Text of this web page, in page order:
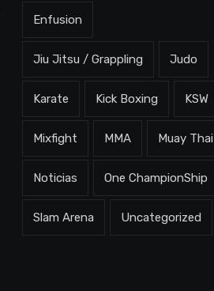
Enfusion
Jiu Jitsu / Grappling Judo
Karate Kick Boxing KSW
Mixfight MMA Muay Thai
Noticias One ChampionShip
Slam Arena Uncategorized